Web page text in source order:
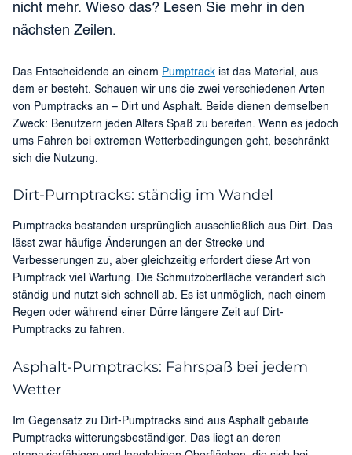
nicht mehr. Wieso das? Lesen Sie mehr in den
nächsten Zeilen.
Das Entscheidende an einem Pumptrack ist das Material, aus
dem er besteht. Schauen wir uns die zwei verschiedenen Arten
von Pumptracks an – Dirt und Asphalt. Beide dienen demselben
Zweck: Benutzern jeden Alters Spaß zu bereiten. Wenn es jedoch
ums Fahren bei extremen Wetterbedingungen geht, beschränkt
sich die Nutzung.
Dirt-Pumptracks: ständig im Wandel
Pumptracks bestanden ursprünglich ausschließlich aus Dirt. Das
lässt zwar häufige Änderungen an der Strecke und
Verbesserungen zu, aber gleichzeitig erfordert diese Art von
Pumptrack viel Wartung. Die Schmutzoberfläche verändert sich
ständig und nutzt sich schnell ab. Es ist unmöglich, nach einem
Regen oder während einer Dürre längere Zeit auf Dirt-
Pumptracks zu fahren.
Asphalt-Pumptracks: Fahrspaß bei jedem
Wetter
Im Gegensatz zu Dirt-Pumptracks sind aus Asphalt gebaute
Pumptracks witterungsbeständiger. Das liegt an deren